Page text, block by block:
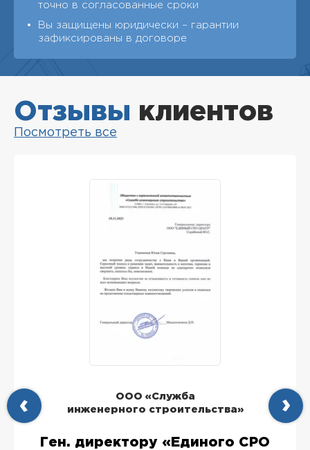
точно в согласованные сроки
Вы защищены юридически – гарантии
зафиксированы в договоре
Отзывы клиентов
Посмотреть все
ООО «Служба
инженерного строительства»
Ген. директору «Единого СРО